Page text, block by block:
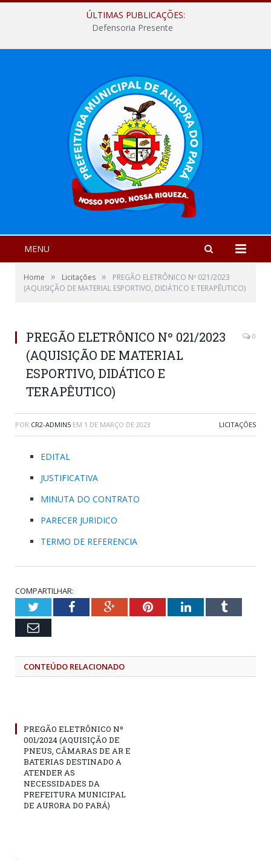
ÚLTIMAS PUBLICAÇÕES:
Defensoria Presente
MENU
Home » Licitações »
PREGÃO ELETRÔNICO Nº 021/2023
(AQUISIÇÃO DE MATERIAL ESPORTIVO, DIDÁTICO E TERAPÊUTICO)
PREGÃO ELETRÔNICO Nº 021/2023
(AQUISIÇÃO DE MATERIAL
ESPORTIVO, DIDÁTICO E
TERAPÊUTICO)
0
POR CR2-ADMIN5 EM 1 DE MARÇO DE 2023 LICITAÇÕES
EDITAL
JUSTIFICATIVA
MINUTA DO CONTRATO
PARECER JURIDICO
TERMO DE REFERENCIA
COMPARTILHAR:
TwitterFacebookGoogle+PinterestLinkedInTumblr
Email
CONTEÚDO RELACIONADO
PREGÃO ELETRÔNICO Nº
001/2024 (AQUISIÇÃO DE
PNEUS, CÂMARAS DE AR E
BATERIAS DESTINADO A
ATENDER AS
NECESSIDADES DA
PREFEITURA MUNICIPAL
DE AURORA DO PARÁ)